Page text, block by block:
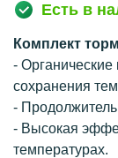
Есть в
Комплект
-
сохранения
-
- Высокая
температурах.